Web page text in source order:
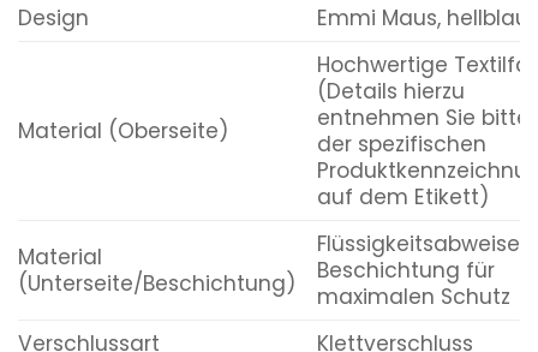
Design
Emmi Maus, hellblau
Material (Oberseite)
Hochwertige
(Details hierzu
entnehmen Sie bitte
der spezifischen
auf dem Etikett)
Material
(Unterseite/Beschichtung)
Beschichtung für
maximalen Schutz
Verschlussart
Klettverschluss